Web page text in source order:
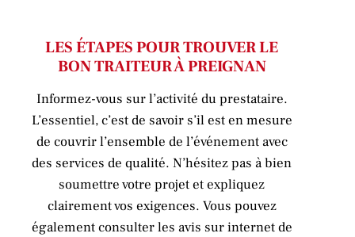
LES ÉTAPES POUR TROUVER LE
BON TRAITEUR À PREIGNAN
Informez-vous sur l’activité du prestataire.
L’essentiel, c’est de savoir s’il est en mesure
de couvrir l’ensemble de l’événement avec
des services de qualité. N’hésitez pas à bien
soumettre votre projet et expliquez
clairement vos exigences. Vous pouvez
également consulter les avis sur internet de